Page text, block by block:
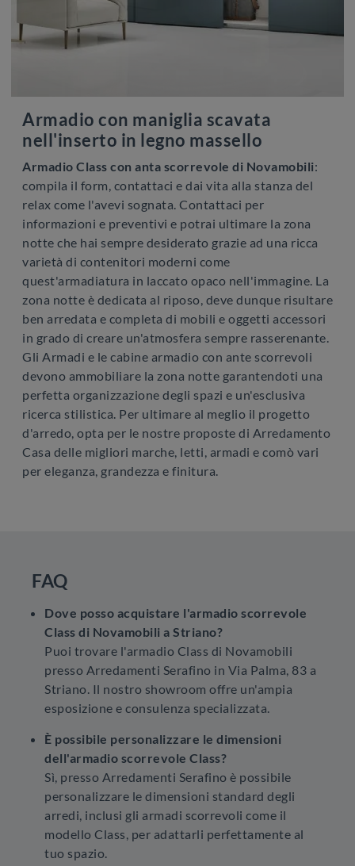
Armadio con maniglia scavata
nell'inserto in legno massello
Armadio Class con anta scorrevole di Novamobili:
compila il form, contattaci e dai vita alla stanza del
relax come l'avevi sognata. Contattaci per
informazioni e preventivi e potrai ultimare la zona
notte che hai sempre desiderato grazie ad una ricca
varietà di contenitori moderni come
quest'armadiatura in laccato opaco nell'immagine. La
zona notte è dedicata al riposo, deve dunque risultare
ben arredata e completa di mobili e oggetti accessori
in grado di creare un'atmosfera sempre rasserenante.
Gli Armadi e le cabine armadio con ante scorrevoli
devono ammobiliare la zona notte garantendoti una
perfetta organizzazione degli spazi e un'esclusiva
ricerca stilistica. Per ultimare al meglio il progetto
d'arredo, opta per le nostre proposte di Arredamento
Casa delle migliori marche, letti, armadi e comò vari
per eleganza, grandezza e finitura.
FAQ
Dove posso acquistare l'armadio scorrevole
Class di Novamobili a Striano?
Puoi trovare l'armadio Class di Novamobili
presso Arredamenti Serafino in Via Palma, 83 a
Striano. Il nostro showroom offre un'ampia
esposizione e consulenza specializzata.
È possibile personalizzare le dimensioni
dell'armadio scorrevole Class?
Sì, presso Arredamenti Serafino è possibile
personalizzare le dimensioni standard degli
arredi, inclusi gli armadi scorrevoli come il
modello Class, per adattarli perfettamente al
tuo spazio.